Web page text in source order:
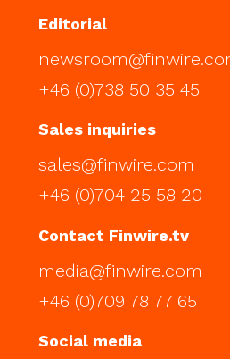
Editorial
+46 (0)738 50 35 45
Sales inquiries
sales@finwire.com
+46 (0)704 25 58 20
Contact Finwire.tv
media@finwire.com
+46 (0)709 78 77 65
Social media